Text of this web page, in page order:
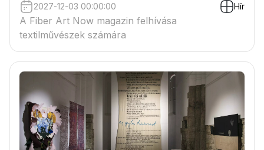
2027-12-03 00:00:00 Hír
A Fiber Art Now magazin felhívása
textilművészek számára